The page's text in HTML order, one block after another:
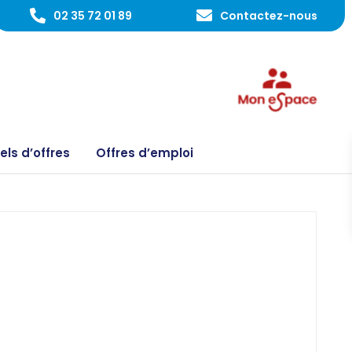
02 35 72 01 89 Contactez-nous
d’offres Offres d’emploi